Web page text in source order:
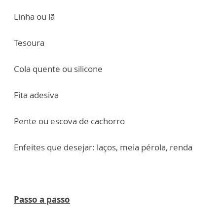
Linha ou lã
Tesoura
Cola quente ou silicone
Fita adesiva
Pente ou escova de cachorro
Enfeites que desejar: laços, meia pérola, renda
Passo a passo